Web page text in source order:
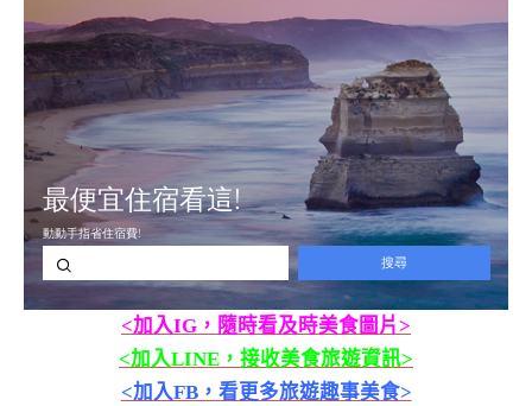
<加入IG，隨時看及時美食圖片>
<加入LINE，接收美食旅遊資訊>
<加入FB，看更多旅遊趣事美食>